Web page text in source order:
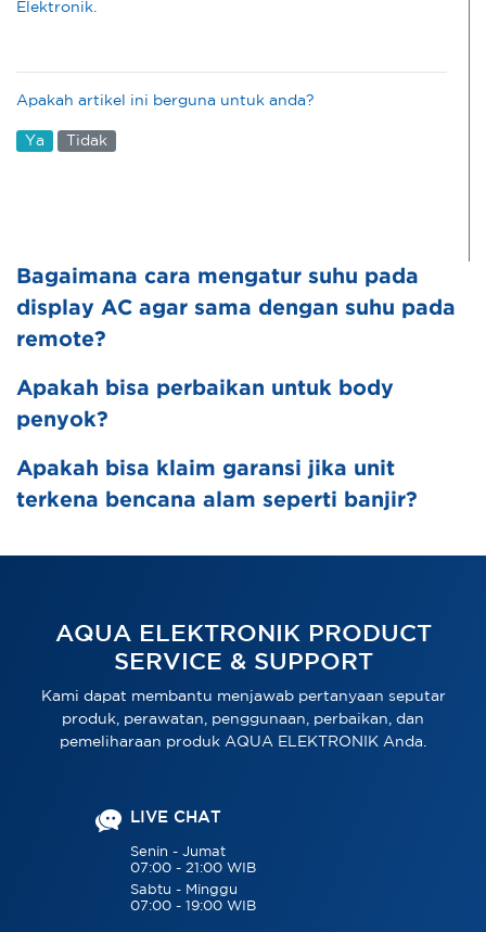
Elektronik.
Apakah artikel ini berguna untuk anda?
Ya Tidak
Bagaimana cara mengatur suhu pada
display AC agar sama dengan suhu pada
remote?
Apakah bisa perbaikan untuk body
penyok?
Apakah bisa klaim garansi jika unit
terkena bencana alam seperti banjir?
AQUA ELEKTRONIK PRODUCT
SERVICE & SUPPORT
Kami dapat membantu menjawab pertanyaan seputar
produk, perawatan, penggunaan, perbaikan, dan
pemeliharaan produk AQUA ELEKTRONIK Anda.
LIVE CHAT
Senin - Jumat
07:00 - 21:00 WIB
Sabtu - Minggu
07:00 - 19:00 WIB